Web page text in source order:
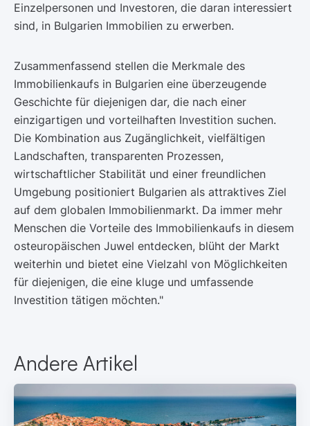
Einzelpersonen und Investoren, die daran interessiert
sind, in Bulgarien Immobilien zu erwerben.
Zusammenfassend stellen die Merkmale des
Immobilienkaufs in Bulgarien eine überzeugende
Geschichte für diejenigen dar, die nach einer
einzigartigen und vorteilhaften Investition suchen.
Die Kombination aus Zugänglichkeit, vielfältigen
Landschaften, transparenten Prozessen,
wirtschaftlicher Stabilität und einer freundlichen
Umgebung positioniert Bulgarien als attraktives Ziel
auf dem globalen Immobilienmarkt. Da immer mehr
Menschen die Vorteile des Immobilienkaufs in diesem
osteuropäischen Juwel entdecken, blüht der Markt
weiterhin und bietet eine Vielzahl von Möglichkeiten
für diejenigen, die eine kluge und umfassende
Investition tätigen möchten."
Andere Artikel